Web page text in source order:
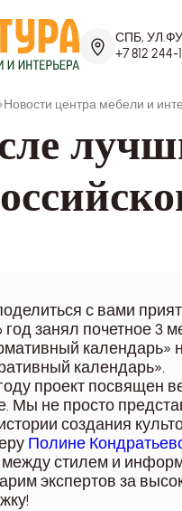
СПБ,
+7 812 244-
Новости центра мебели и
с вами
год занял почетное 3
календарь»
календарь».
проект посвящен
Мы не просто
создания
Полине
стилем и
экспертов за